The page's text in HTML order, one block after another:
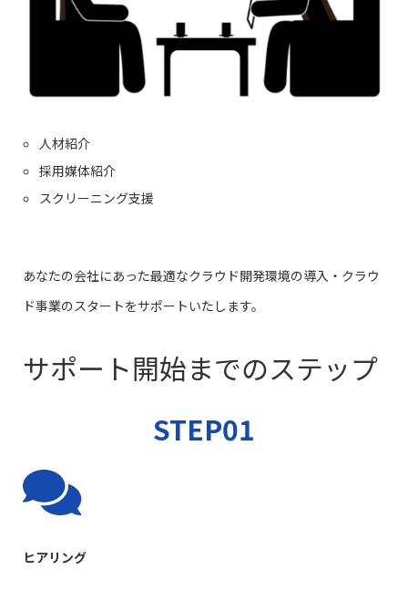
人材紹介
採用媒体紹介
スクリーニング支援
あなたの会社にあった最適なクラウド開発環境の導入・クラウ
ド事業のスタートをサポートいたします。
サポート開始までのステップ
STEP01
ヒアリング